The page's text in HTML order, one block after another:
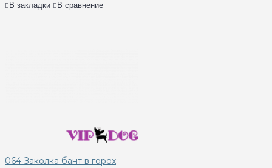
В закладки В сравнение
064 Заколка бант в горох